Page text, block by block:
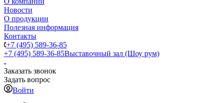
Новости
О продукции
Полезная информация
Контакты
+7 (495) 589-36-85
+7 (495) 589-36-85Выставочный зал (Шоу рум)
Заказать звонок
Задать вопрос
Войти